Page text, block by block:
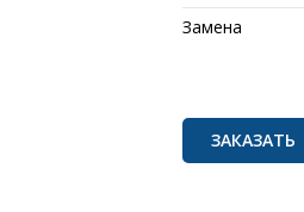
Замена
ЗАКАЗАТЬ